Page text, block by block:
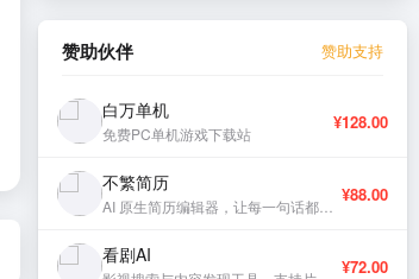
赞助伙伴 赞助支持
白万单机
免费PC单机游戏下载站
¥128.00
不繁简历 ¥88.00
看剧AI ¥72.00